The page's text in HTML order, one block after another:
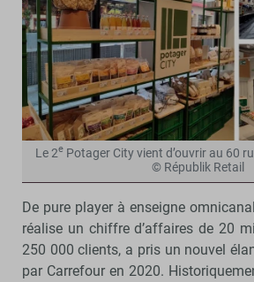
Le 2ePotager City vient d’ouvrir au 60
© Républik Retail
De pure player à enseigne
réalise un chiffre d’affaires de 20
250 000 clients, a pris un nouvel
par Carrefour en 2020.